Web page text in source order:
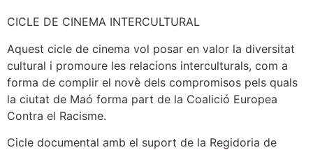
CICLE DE CINEMA INTERCULTURAL
Aquest cicle de cinema vol posar en valor la diversitat
cultural i promoure les relacions interculturals, com a
forma de complir el novè dels compromisos pels quals
la ciutat de Maó forma part de la Coalició Europea
Contra el Racisme.
Cicle documental amb el suport de la Regidoria de